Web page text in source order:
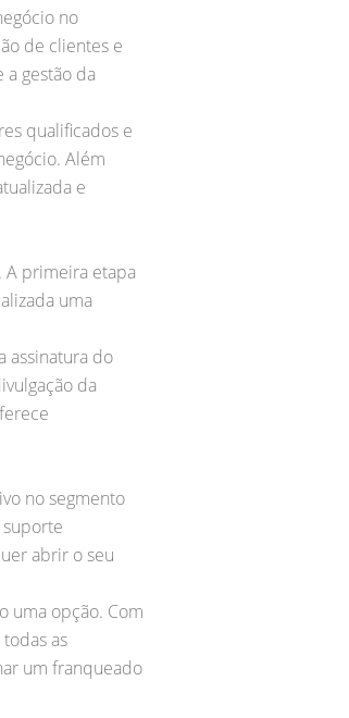
no
de clientes e
gestão da
qualificados e
Além
e
A primeira etapa
uma
assinatura do
da
no segmento
abrir o seu
uma opção. Com
as
um franqueado